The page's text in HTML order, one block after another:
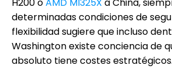
H200 oAMD MI325X a China,
determinadas condiciones de
flexibilidad sugiere que incluso
Washington existe conciencia de
absoluto tiene costes estratégicos.